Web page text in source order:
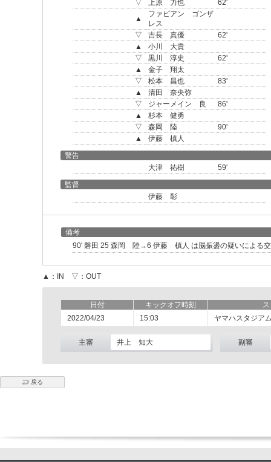
▽
上原 力也
62'
▲
ファビアン ゴンザ
レス
▽
吉長 真優
62'
▲
小川 大貴
▽
黒川 淳史
62'
▲
金子 翔太
▽
松本 昌也
83'
▲
清田 奈央弥
▽
ジャーメイン 良
86'
▲
杉本 健勇
▽
森岡 陸
90'
▲
伊藤 槙人
警告
大津 祐樹
59'
監督
伊藤 彰
備考
90' 磐田 25 森岡 陸→6 伊藤 槙人 は脳振盪の疑いによる
▲：IN ▽：OUT
日付 キックオフ時刻
2022/04/23
15:03 ヤマハスタジア
主審 井上 知大 副審
戻る